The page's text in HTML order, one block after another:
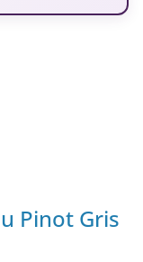
Pinot Gris